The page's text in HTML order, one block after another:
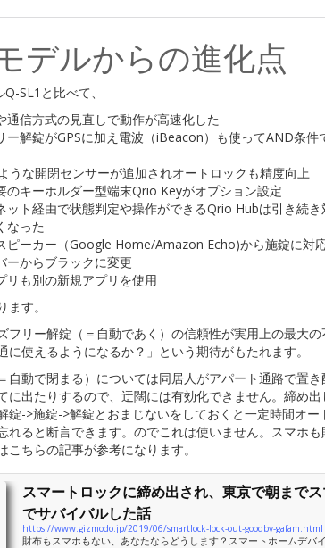
デルからの進化点
SL1と比べて、
通信方式の見直しで動作が高速化した
ー解錠がGPSに加え電波（iBeacon）も使ってAND条件
うな開閉センサーが追加されオートロックも精度向上
のキーホルダー型端末Qrio Keyがオプション設定
ット経由で状態判定や操作ができるQrio Hubは引き続き
なった
ピーカー（Google Home/Amazon Echo)から施錠に対応
ーからブラックに変更
リも別の新規アプリを使用
ます。
フリー解錠（＝自動であく）の信頼性が実用上の最大
に使えるようになるか？」という期待がもたれます。
自動で閉まる）については同居人がアパート通路で置き
に出たりするので、迂闊には有効化できません。締め出
錠->施錠->解錠とおまじないをしておくと一定時間オー
れると断言できます。のでこれは使いません。スマホ
こちらの記事が参考になります。
スマートロックに締め出され、東京で朝まで
でサバイバルした話
https://www.gizmodo.jp/2019/06/smartlock-lock-out-goodby-gafam.html
財布もスマホもない、あなたならどうします？スマートホームデバ